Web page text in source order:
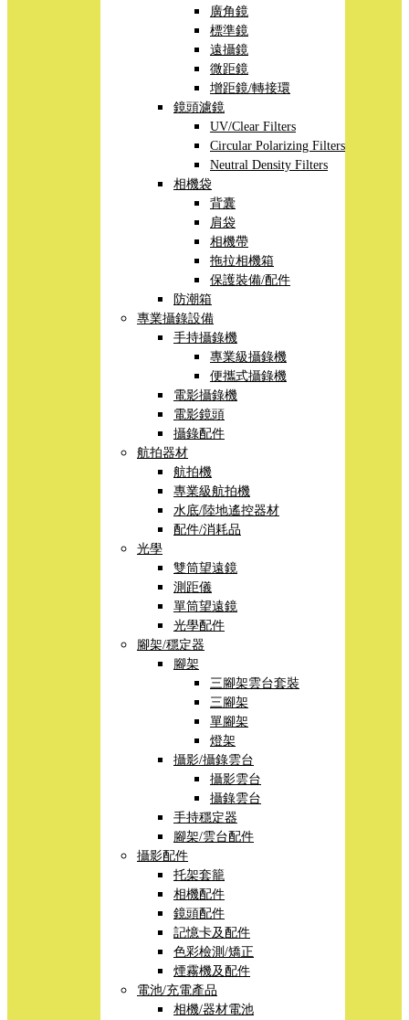
廣角鏡
標準鏡
遠攝鏡
微距鏡
增距鏡/轉接環
鏡頭濾鏡
UV/Clear Filters
Circular Polarizing Filters
Neutral Density Filters
相機袋
背囊
肩袋
相機帶
拖拉相機箱
保護裝備/配件
防潮箱
專業攝錄設備
手持攝錄機
專業級攝錄機
便攜式攝錄機
電影攝錄機
電影鏡頭
攝錄配件
航拍器材
航拍機
專業級航拍機
水底/陸地遙控器材
配件/消耗品
光學
雙筒望遠鏡
測距儀
單筒望遠鏡
光學配件
腳架/穩定器
腳架
三腳架雲台套裝
三腳架
單腳架
燈架
攝影/攝錄雲台
攝影雲台
攝錄雲台
手持穩定器
腳架/雲台配件
攝影配件
托架套籠
相機配件
鏡頭配件
記憶卡及配件
色彩檢測/矯正
煙霧機及配件
電池/充電產品
相機/器材電池